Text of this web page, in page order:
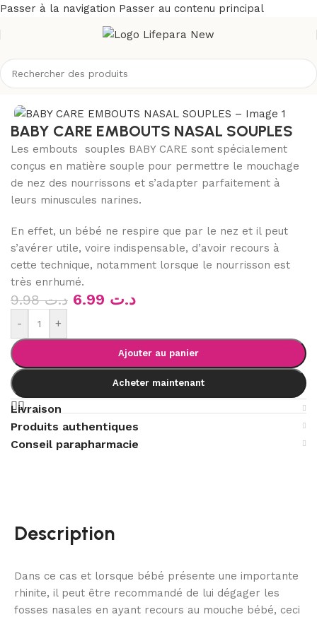
Passer à la navigation Passer au contenu principal
et maman/Toilette & soins bébé/Hygiène et soins du bébé
BABY CARE EMBOUTS NASAL SOUPLES
Les embouts souples BABY CARE sont spécialement
conçus en matière souple pour permettre le mouchage
de nez des nourrissons et s’adapter parfaitement à
leurs minuscules narines.
En effet, un bébé ne respire que par le nez et il peut
s’avérer utile, voire indispensable, d’avoir recours à
cette technique, notamment lorsque le nourrisson est
très enrhumé.
د.ت9.98 د.ت
- +
Ajouter au panier
Acheter maintenant
Livraison
Produits authentiques
Conseil parapharmacie
Description
Dans ce cas et lorsque bébé présente une importante
rhinite, il peut être recommandé de lui dégager les
fosses nasales en ayant recours au mouche bébé, ceci